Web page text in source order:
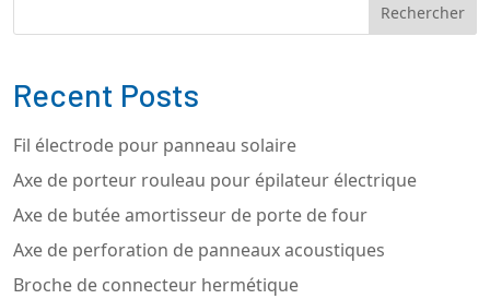
Rechercher
Recent Posts
Fil électrode pour panneau solaire
Axe de porteur rouleau pour épilateur électrique
Axe de butée amortisseur de porte de four
Axe de perforation de panneaux acoustiques
Broche de connecteur hermétique